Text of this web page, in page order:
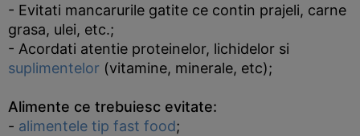
- Evitati mancarurile gatite ce contin prajeli, carne
grasa, ulei, etc.;
- Acordati atentie proteinelor, lichidelor si
suplimentelor (vitamine, minerale, etc);
Alimente ce trebuiesc evitate:
- alimentele tip fast food;